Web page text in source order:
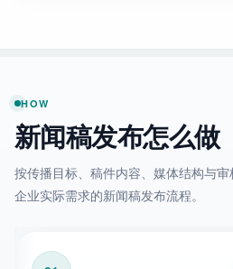
HOW
新闻稿发布怎么做
按传播目标、稿件内容、媒体结构与
企业实际需求的新闻稿发布流程。